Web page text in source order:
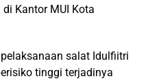
Kantor MUI Kota
salat Idulfiitri
tinggi terjadinya